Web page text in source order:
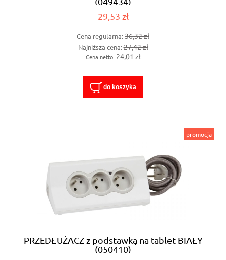
29,53 zł
Cena regularna:36,32 zł
Najniższa cena:27,42 zł
Cena netto: 24,01 zł
do koszyka
PRZEDŁUŻACZ z podstawką na tablet BIAŁY
(050410)
promocja